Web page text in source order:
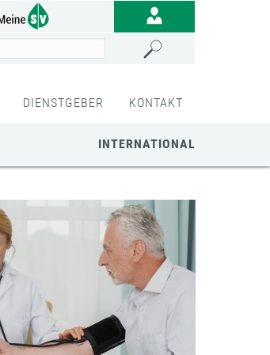
DIENSTGEBER KONTAKT
INTERNATIONAL